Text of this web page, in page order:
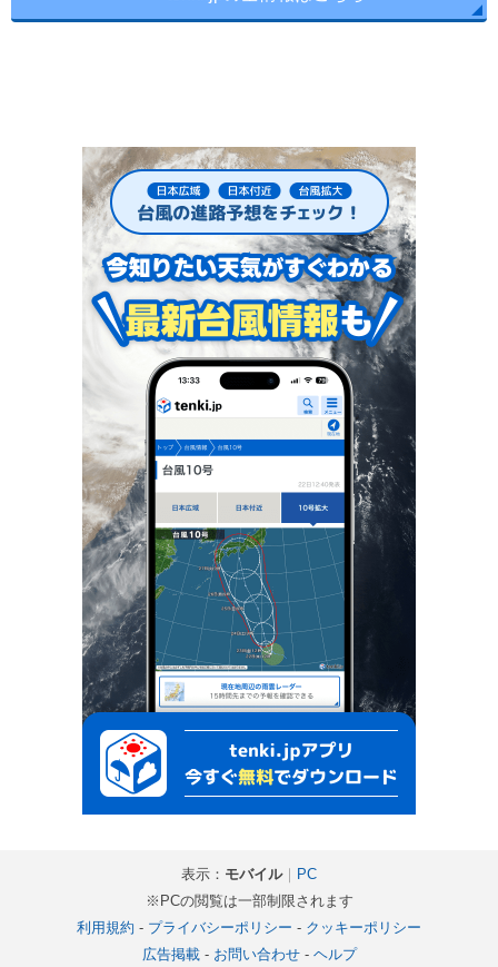
表示： モバイル｜ PC
※PCの閲覧は一部制限されます
利用規約 - プライバシーポリシー - クッキーポリシー
広告掲載- お問い合わせ- ヘルプ